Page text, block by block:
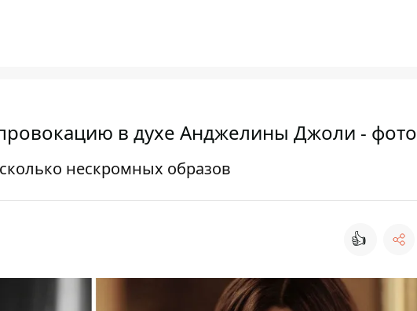
в духе Анджелины Джоли - фото
нескромных образов
👍